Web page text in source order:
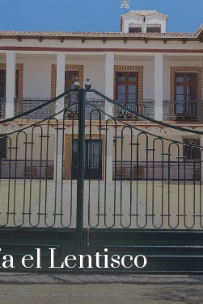
el Lentisco